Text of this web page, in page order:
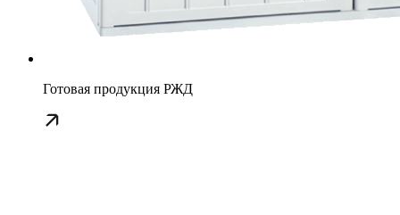
Готовая продукция РЖД